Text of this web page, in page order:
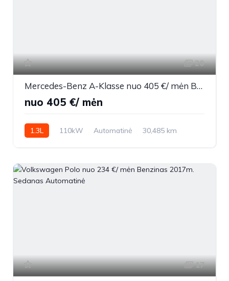
20
Mercedes-Benz A-Klasse nuo 405 €/ mėn Benzinas 2023m. Sedanas Automatinė
nuo 405 €/ mėn
1.3L 110kW Automatinė
30,485 km
17